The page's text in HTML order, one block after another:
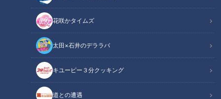
花咲かタイムズ
太田×石井のデララバ
キユーピー３分クッキング
道との遭遇
「サンデードラゴンズ」に出演する井端弘和さん(C)CBCテレビ